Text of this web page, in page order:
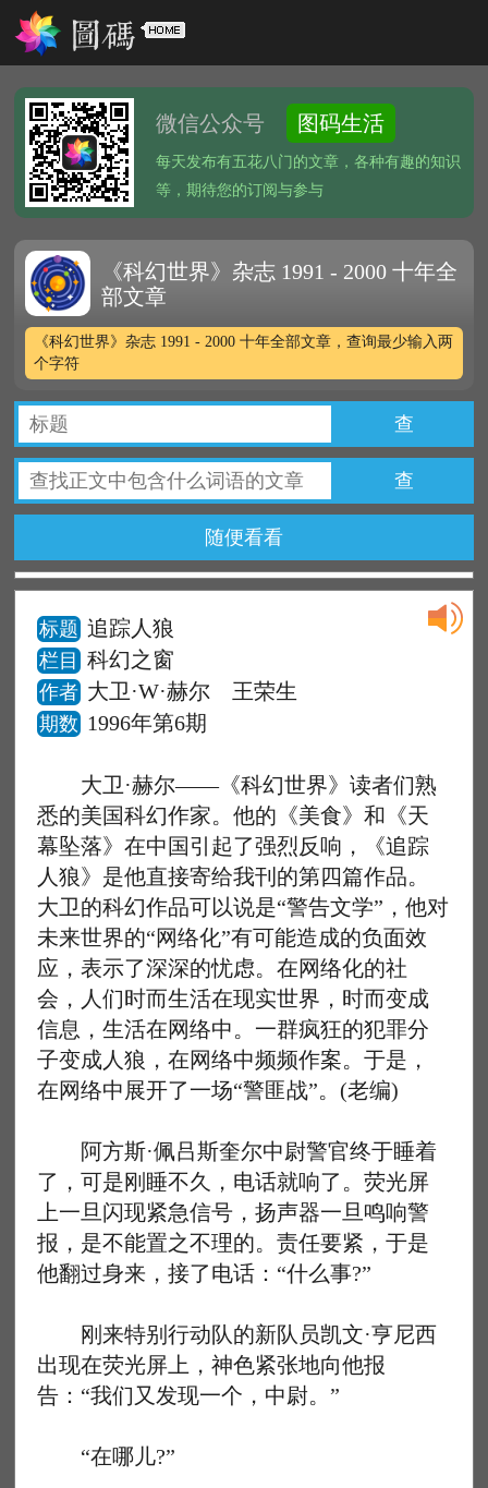
微信公众号 图码生活
每天发布有五花八门的文章，各种有趣的知识
等，期待您的订阅与参与
《科幻世界》杂志 1991 - 2000 十年全
部文章
《科幻世界》杂志 1991 - 2000 十年全部文章，查询最少输入两
个字符
查
查
随便看看
标题 追踪人狼
栏目 科幻之窗
作者 大卫·W·赫尔 王荣生
期数 1996年第6期
大卫·赫尔——《科幻世界》读者们熟
悉的美国科幻作家。他的《美食》和《天
幕坠落》在中国引起了强烈反响，《追踪
人狼》是他直接寄给我刊的第四篇作品。
大卫的科幻作品可以说是“警告文学”，他对
未来世界的“网络化”有可能造成的负面效
应，表示了深深的忧虑。在网络化的社
会，人们时而生活在现实世界，时而变成
信息，生活在网络中。一群疯狂的犯罪分
子变成人狼，在网络中频频作案。于是，
在网络中展开了一场“警匪战”。(老编)
阿方斯·佩吕斯奎尔中尉警官终于睡着
了，可是刚睡不久，电话就响了。荧光屏
上一旦闪现紧急信号，扬声器一旦鸣响警
报，是不能置之不理的。责任要紧，于是
他翻过身来，接了电话：“什么事?”
刚来特别行动队的新队员凯文·亨尼西
出现在荧光屏上，神色紧张地向他报
告：“我们又发现一个，中尉。”
“在哪儿?”